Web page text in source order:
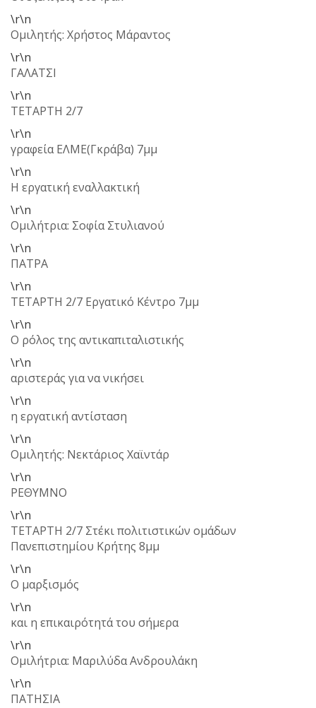
\r\n
Ομιλητής: Χρήστος Μάραντος
\r\n
ΓΑΛΑΤΣΙ
\r\n
ΤΕΤΑΡΤΗ 2/7
\r\n
γραφεία ΕΛΜΕ(Γκράβα) 7μμ
\r\n
Η εργατική εναλλακτική
\r\n
Ομιλήτρια: Σοφία Στυλιανού
\r\n
ΠΑΤΡΑ
\r\n
ΤΕΤΑΡΤΗ 2/7 Εργατικό Κέντρο 7μμ
\r\n
Ο ρόλος της αντικαπιταλιστικής
\r\n
αριστεράς για να νικήσει
\r\n
η εργατική αντίσταση
\r\n
Ομιλητής: Νεκτάριος Χαϊντάρ
\r\n
ΡΕΘΥΜΝΟ
\r\n
ΤΕΤΑΡΤΗ 2/7 Στέκι πολιτιστικών ομάδων
Πανεπιστημίου Κρήτης 8μμ
\r\n
Ο μαρξισμός
\r\n
και η επικαιρότητά του σήμερα
\r\n
Ομιλήτρια: Μαριλύδα Ανδρουλάκη
\r\n
ΠΑΤΗΣΙΑ